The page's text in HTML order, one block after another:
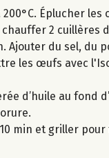
200°C. Éplucher
chauffer 2
Ajouter du sel, du
les œufs avec
d’huile au fond
min et griller